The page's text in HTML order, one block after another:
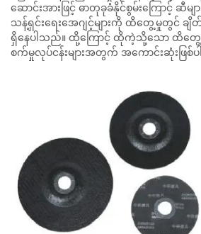
ဆောင်းအားဖြင့် ဓာတုခုခံနိုင်စွမ်းကြောင့် ဆီမျာ
သန့်ရှင်းရေးအေဂျင့်များကို ထိတွေ့မှုတွင်
ရှိနေပါသည်။ ထို့ကြောင့် ထိုကဲ့သို့သော ထိတွေ့
စက်မှုလုပ်ငန်းများအတွက် အကောင်းဆုံးဖြစ်